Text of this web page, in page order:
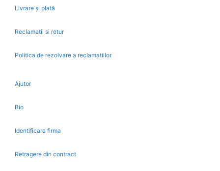
Livrare și plată
Reclamatii si retur
Politica de rezolvare a reclamatiilor
Ajutor
Bio
Identificare firma
Retragere din contract